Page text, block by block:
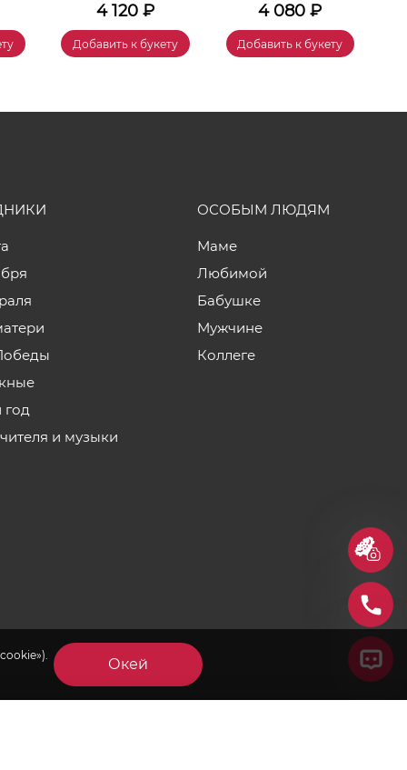
4 120 ₽
Добавить к букету
4 080 ₽
Добавить к букету
Окей
и музыки
ОСОБЫМ ЛЮДЯМ
Маме
Любимой
Бабушке
Мужчине
Коллеге